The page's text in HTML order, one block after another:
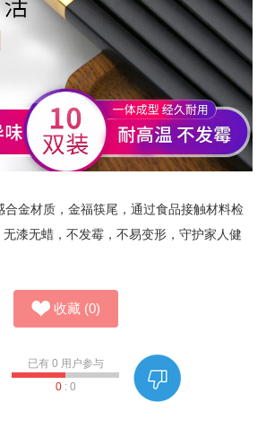
合金材质，金福筷尾，通过食品接触材料检
漆无蜡，不发霉，不易变形，守护家人健
收藏 (0)
已有 0 用户参与
0: 0